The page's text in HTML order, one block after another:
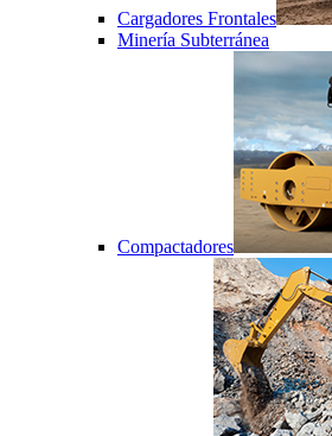
Cargadores Frontales
Minería Subterránea
Compactadores